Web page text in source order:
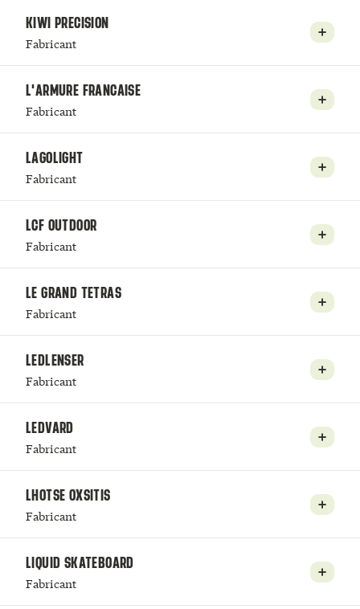
KIWI PRECISION
Fabricant
L'ARMURE FRANCAISE
Fabricant
LAGOLIGHT
Fabricant
LCF OUTDOOR
Fabricant
LE GRAND TETRAS
Fabricant
LEDLENSER
Fabricant
LEDVARD
Fabricant
LHOTSE OXSITIS
Fabricant
LIQUID SKATEBOARD
Fabricant